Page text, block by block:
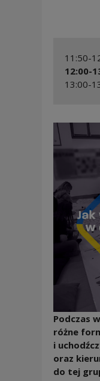
11:50-
12:00-
13:00-
Podczas
różne
i
oraz
do tej